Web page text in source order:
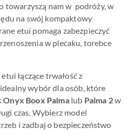
towarzyszą nam w podróży, w
na swój kompaktowy
etui pomaga zabezpieczyć
w plecaku, torebce
łączące trwałość z
wybór dla osób, które
Onyx Boox Palmalub Palma 2w
czas. Wybierz model
i zadbaj o bezpieczeństwo